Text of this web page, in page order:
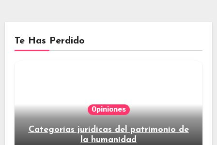
Te Has Perdido
Opiniones
Categorías jurídicas del patrimonio de
la humanidad